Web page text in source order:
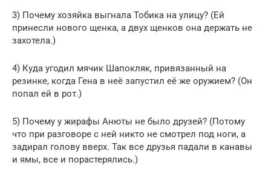
3) Почему хозяйка выгнала Тобика на улицу? (Ей
принесли нового щенка, а двух щенков она держать не
захотела.)
4) Куда угодил мячик Шапокляк, привязанный на
резинке, когда Гена в неё запустил её же оружием? (Он
попал ей в рот.)
5) Почему у жирафы Анюты не было друзей? (Потому
что при разговоре с ней никто не смотрел под ноги, а
задирал голову вверх. Так все друзья падали в канавы
и ямы, все и порастерялись.)